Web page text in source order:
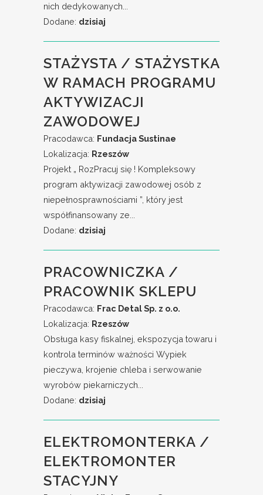
nich dedykowanych...
Dodane: dzisiaj
STAŻYSTA / STAŻYSTKA
W RAMACH PROGRAMU
AKTYWIZACJI
ZAWODOWEJ
Pracodawca: Fundacja Sustinae
Lokalizacja: Rzeszów
Projekt „ RozPracuj się ! Kompleksowy
program aktywizacji zawodowej osób z
niepełnosprawnościami ”, który jest
współfinansowany ze...
Dodane: dzisiaj
PRACOWNICZKA /
PRACOWNIK SKLEPU
Pracodawca: Frac Detal Sp. z o.o.
Lokalizacja: Rzeszów
Obsługa kasy fiskalnej, ekspozycja towaru i
kontrola terminów ważności Wypiek
pieczywa, krojenie chleba i serwowanie
wyrobów piekarniczych...
Dodane: dzisiaj
ELEKTROMONTERKA /
ELEKTROMONTER
STACYJNY